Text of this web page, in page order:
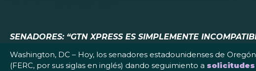
SENADORES: “GTN XPRESS ES SIMPLEMENTE
Washington, DC – Hoy, los senadores estadounidenses de
(FERC, por sus siglas en inglés) dando seguimiento a solicitudes